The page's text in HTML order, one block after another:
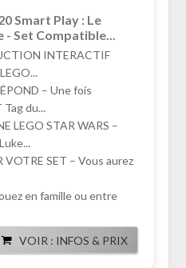
Smart Play : Le
- Set Compatible...
INTERACTIF
– Une fois
du...
LEGO STAR WARS –
SET – Vous aurez
en famille ou entre
VOIR : INFOS & PRIX